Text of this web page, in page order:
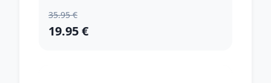
35.95 €
19.95 €